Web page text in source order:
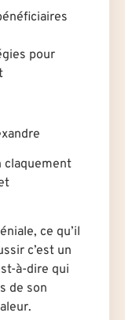
pour
claquement
ce qu’il
c’est un
à-dire qui
de son